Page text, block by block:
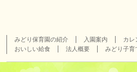
みどり保育園の紹介 入園案内 カレ
おいしい給食
法人概要 みどり子育